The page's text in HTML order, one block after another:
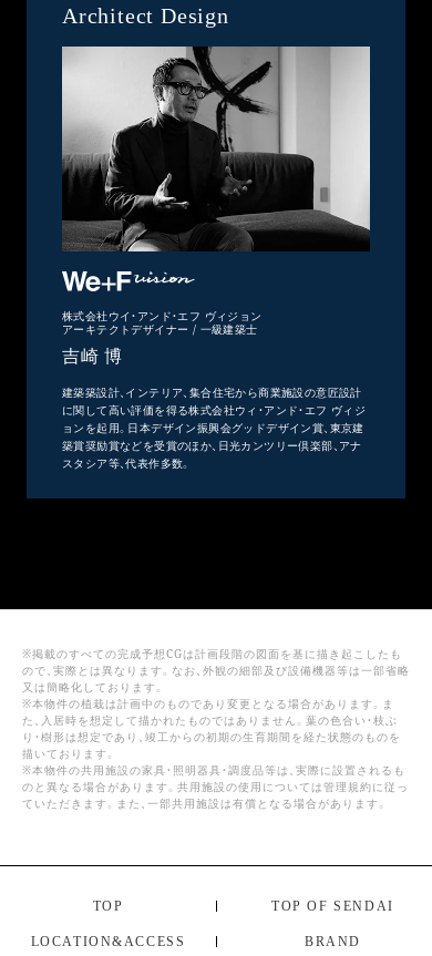
Architect Design
株式会社ウイ・アンド・エフ ヴィジョン
アーキテクトデザイナー / 一級建築士
吉崎 博
建築築設計、インテリア、集合住宅から商業施設の意匠設計
に関して高い評価を得る株式会社ウィ・アンド・エフ ヴィジ
ョンを起用。日本デザイン振興会グッドデザイン賞、東京建
築賞奨励賞などを受賞のほか、日光カンツリー倶楽部、アナ
スタシア等、代表作多数。
※掲載のすべての完成予想CGは計画段階の図面を基に描き起こしたも
ので、実際とは異なります。なお、外観の細部及び設備機器等は一部省略
又は簡略化しております。
※本物件の植栽は計画中のものであり変更となる場合があります。ま
た、入居時を想定して描かれたものではありません。葉の色合い・枝ぶ
り・樹形は想定であり、竣工からの初期の生育期間を経た状態のものを
描いております。
※本物件の共用施設の家具・照明器具・調度品等は、実際に設置されるも
のと異なる場合があります。共用施設の使用については管理規約に従っ
ていただきます。また、一部共用施設は有償となる場合があります。
TOP TOP OF SENDAI
LOCATION&ACCESS BRAND